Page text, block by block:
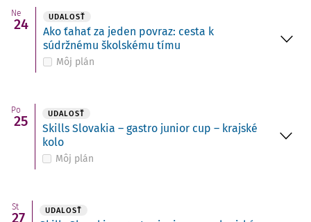
Ne
24 UDALOSŤ
Ako ťahať za jeden povraz: cesta k
súdržnému školskému tímu
Môj plán
Po
25 UDALOSŤ
Skills Slovakia – gastro junior cup – krajské
kolo
Môj plán
St
27 UDALOSŤ